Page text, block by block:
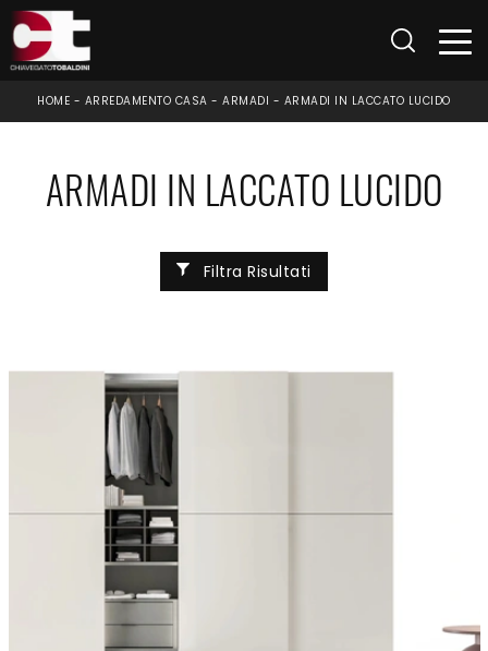
HOME - ARREDAMENTO CASA -ARMADI - ARMADI IN LACCATO LUCIDO
ARMADI IN LACCATO LUCIDO
Filtra Risultati